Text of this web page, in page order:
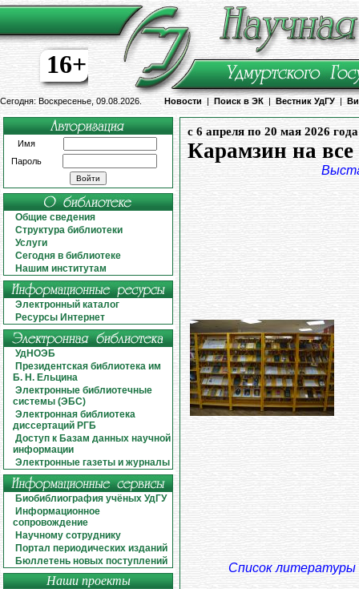
16+
Сегодня: Воскресенье, 09.08.2026. Новости | Поиск в ЭК | Вестник УдГУ |
Имя
Пароль
Общие сведения
Структура библиотеки
Услуги
Сегодня в библиотеке
Нашим институтам
Электронный каталог
Ресурсы Интернет
УдНОЭБ
Президентская библиотека им
Б. Н. Ельцина
Электронные библиотечные
системы (ЭБС)
Электронная библиотека
диссертаций РГБ
Доступ к Базам данных научной
информации
Электронные газеты и журналы
Биобиблиография учёных УдГУ
Информационное
сопровождение
Научному сотруднику
Портал периодических изданий
Бюллетень новых поступлений
Наши проекты
с 6 апреля по 20 мая 2026 года
Карамзин на все
Список литературы